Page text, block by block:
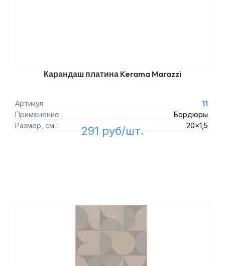
Карандаш платина Kerama Marazzi
Артикул
11
Применение :
Бордюры
Размер, см :
20x1,5
291 руб/шт.